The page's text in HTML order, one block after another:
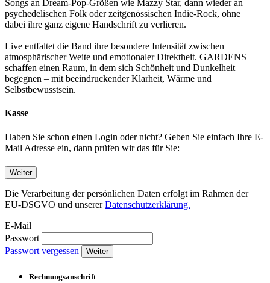
Songs an Dream-Pop-Größen wie Mazzy Star, dann wieder an
psychedelischen Folk oder zeitgenössischen Indie-Rock, ohne
dabei ihre ganz eigene Handschrift zu verlieren.
Live entfaltet die Band ihre besondere Intensität zwischen
atmosphärischer Weite und emotionaler Direktheit. GARDENS
schaffen einen Raum, in dem sich Schönheit und Dunkelheit
begegnen – mit beeindruckender Klarheit, Wärme und
Selbstbewusstsein.
Kasse
Haben Sie schon einen Login oder nicht? Geben Sie einfach Ihre E-
Mail Adresse ein, dann prüfen wir das für Sie:
Weiter
Die Verarbeitung der persönlichen Daten erfolgt im Rahmen der
EU-DSGVO und unsererDatenschutzerklärung.
E-Mail
Passwort
Passwort vergessen
Weiter
Rechnungsanschrift